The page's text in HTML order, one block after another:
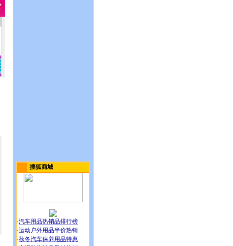
搜狐商城
·汽车用品热销品排行榜
·运动户外用品半价热销
·秋冬汽车保养用品特惠